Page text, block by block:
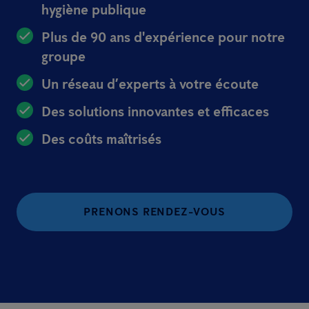
hygiène publique
Plus de 90 ans d'expérience pour notre
groupe
Un réseau d’experts à votre écoute
Des solutions innovantes et efficaces
Des coûts maîtrisés
PRENONS RENDEZ-VOUS